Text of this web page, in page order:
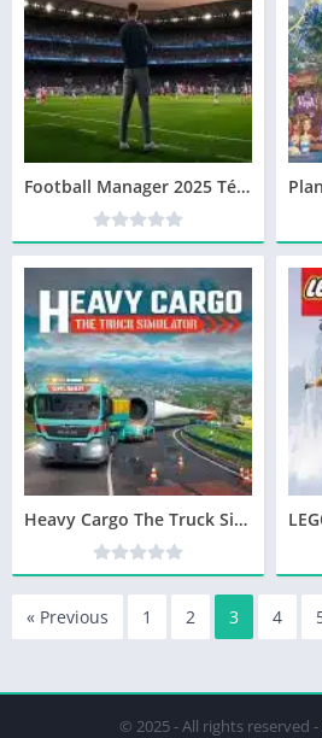
Football Manager 2025 Télécharger jeu PC
Heavy Cargo The Truck Simulator Télécharger jeu PC
« Previous 1 2 3 4
© 2025 - All rights reserved -